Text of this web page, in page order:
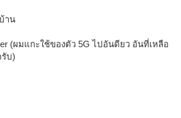
าน
(ผมแกะใช้ของตัว 5G ไปอันดียว อันที่เหลือ
บ)